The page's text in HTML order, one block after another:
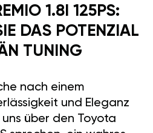
1.8I 125PS:
DAS POTENZIAL
TUNING
nach einem
und Eleganz
über den Toyota